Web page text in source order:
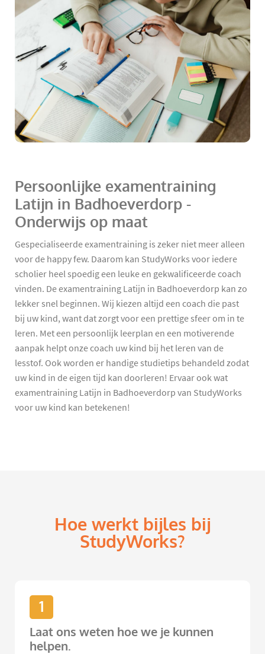
Persoonlijke examentraining
Latijn in Badhoeverdorp -
Onderwijs op maat
Gespecialiseerde examentraining is zeker niet meer alleen
voor de happy few. Daarom kan StudyWorks voor iedere
scholier heel spoedig een leuke en gekwalificeerde coach
vinden. De examentraining Latijn in Badhoeverdorp kan zo
lekker snel beginnen. Wij kiezen altijd een coach die past
bij uw kind, want dat zorgt voor een prettige sfeer om in te
leren. Met een persoonlijk leerplan en een motiverende
aanpak helpt onze coach uw kind bij het leren van de
lesstof. Ook worden er handige studietips behandeld zodat
uw kind in de eigen tijd kan doorleren! Ervaar ook wat
examentraining Latijn in Badhoeverdorp van StudyWorks
voor uw kind kan betekenen!
Hoe werkt bijles bij
StudyWorks?
1
Laat ons weten hoe we je kunnen
helpen.